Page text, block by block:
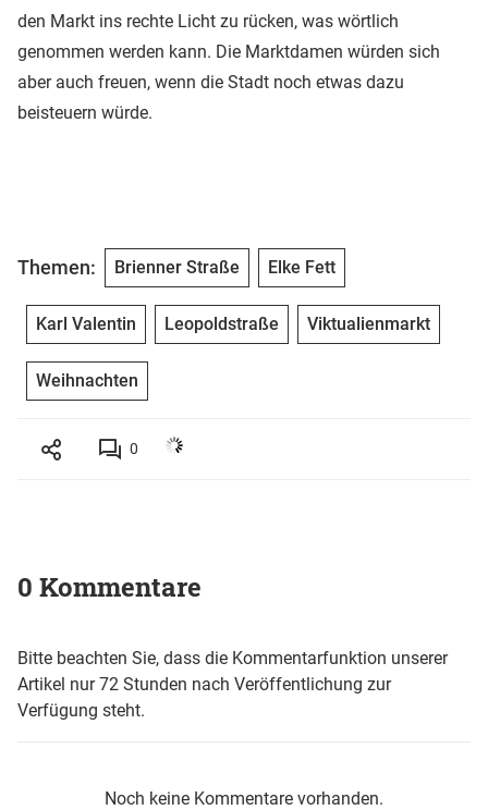
den Markt ins rechte Licht zu rücken, was wörtlich
genommen werden kann. Die Marktdamen würden sich
aber auch freuen, wenn die Stadt noch etwas dazu
beisteuern würde.
Themen: Brienner Straße Elke Fett
Karl Valentin Leopoldstraße Viktualienmarkt
Weihnachten
0
0 Kommentare
Bitte beachten Sie, dass die Kommentarfunktion unserer
Artikel nur 72 Stunden nach Veröffentlichung zur
Verfügung steht.
Noch keine Kommentare vorhanden.